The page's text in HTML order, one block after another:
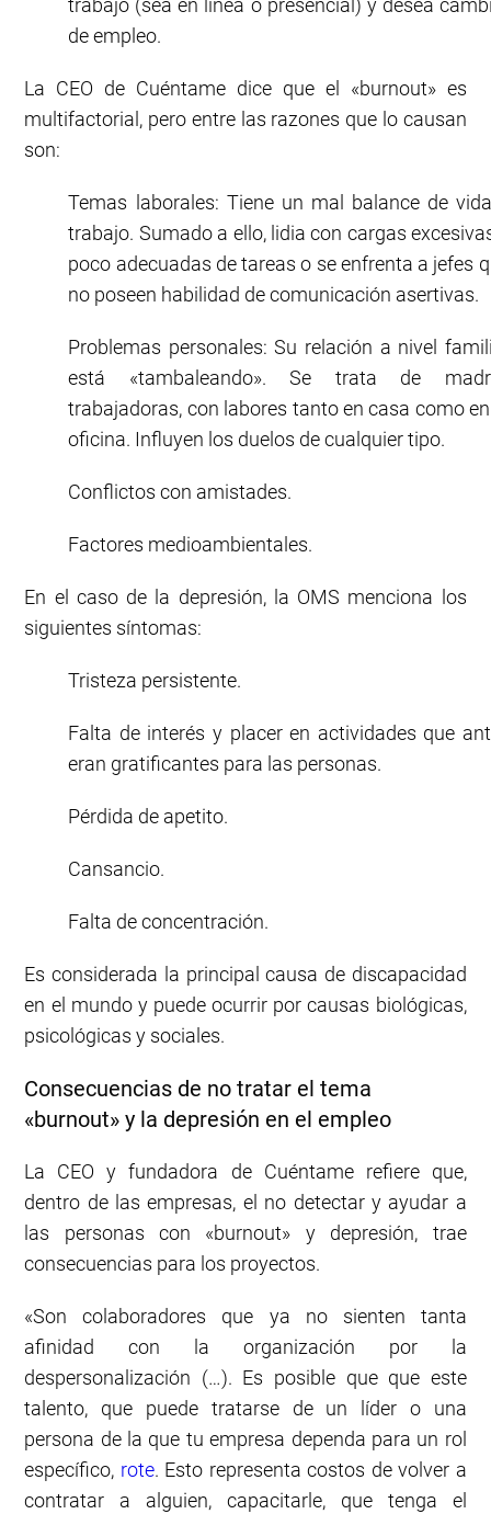
trabajo (sea en línea o presencial) y desea
de empleo.
La CEO de Cuéntame dice que el «burnout» es
multifactorial, pero entre las razones que lo causan
son:
Temas laborales: Tiene un mal balance de
trabajo. Sumado a ello, lidia con cargas
poco adecuadas de tareas o se enfrenta a jefes
no poseen habilidad de comunicación asertivas.
Problemas personales: Su relación a nivel
está «tambaleando». Se trata de
trabajadoras, con labores tanto en casa como
oficina. Influyen los duelos de cualquier tipo.
Conflictos con amistades.
Factores medioambientales.
En el caso de la depresión, la OMS menciona los
siguientes síntomas:
Tristeza persistente.
Falta de interés y placer en actividades que
eran gratificantes para las personas.
Pérdida de apetito.
Cansancio.
Falta de concentración.
Es considerada la principal causa de discapacidad
en el mundo y puede ocurrir por causas biológicas,
psicológicas y sociales.
Consecuencias de no tratar el tema
«burnout» y la depresión en el empleo
La CEO y fundadora de Cuéntame refiere que,
dentro de las empresas, el no detectar y ayudar a
las personas con «burnout» y depresión, trae
consecuencias para los proyectos.
«Son colaboradores que ya no sienten tanta
afinidad con la organización por la
despersonalización (…). Es posible que que este
talento, que puede tratarse de un líder o una
persona de la que tu empresa dependa para un rol
específico, rote. Esto representa costos de volver a
contratar a alguien, capacitarle, que tenga el